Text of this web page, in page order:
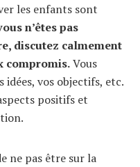
les enfants sont
n’êtes pas
discutez calmement
compromis.Vous
idées, vos objectifs, etc.
positifs et
ne pas être sur la